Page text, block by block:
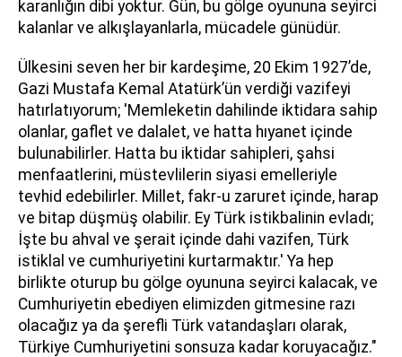
karanlığın dibi yoktur. Gün, bu gölge oyununa seyirci
kalanlar ve alkışlayanlarla, mücadele günüdür.
Ülkesini seven her bir kardeşime, 20 Ekim 1927’de,
Gazi Mustafa Kemal Atatürk’ün verdiği vazifeyi
hatırlatıyorum; 'Memleketin dahilinde iktidara sahip
olanlar, gaflet ve dalalet, ve hatta hıyanet içinde
bulunabilirler. Hatta bu iktidar sahipleri, şahsi
menfaatlerini, müstevlilerin siyasi emelleriyle
tevhid edebilirler. Millet, fakr-u zaruret içinde, harap
ve bitap düşmüş olabilir. Ey Türk istikbalinin evladı;
İşte bu ahval ve şerait içinde dahi vazifen, Türk
istiklal ve cumhuriyetini kurtarmaktır.' Ya hep
birlikte oturup bu gölge oyununa seyirci kalacak, ve
Cumhuriyetin ebediyen elimizden gitmesine razı
olacağız ya da şerefli Türk vatandaşları olarak,
Türkiye Cumhuriyetini sonsuza kadar koruyacağız."